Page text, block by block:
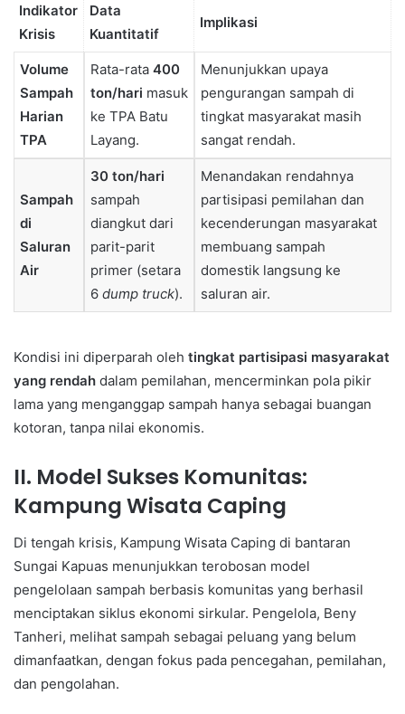
Indikator
Krisis
Data
Kuantitatif
Implikasi
Volume
Sampah
Harian
TPA
Rata-rata 400
ton/hari masuk
ke TPA Batu
Layang.
Menunjukkan upaya
pengurangan sampah di
tingkat masyarakat masih
sangat rendah.
Sampah
di
Saluran
Air
30 ton/hari
sampah
diangkut dari
parit-parit
primer (setara
6 dump truck).
Menandakan rendahnya
partisipasi pemilahan dan
kecenderungan masyarakat
membuang sampah
domestik langsung ke
saluran air.
Kondisi ini diperparah oleh tingkat partisipasi masyarakat
yang rendah dalam pemilahan, mencerminkan pola pikir
lama yang menganggap sampah hanya sebagai buangan
kotoran, tanpa nilai ekonomis.
II. Model Sukses Komunitas:
Kampung Wisata Caping
Di tengah krisis, Kampung Wisata Caping di bantaran
Sungai Kapuas menunjukkan terobosan model
pengelolaan sampah berbasis komunitas yang berhasil
menciptakan siklus ekonomi sirkular. Pengelola, Beny
Tanheri, melihat sampah sebagai peluang yang belum
dimanfaatkan, dengan fokus pada pencegahan, pemilahan,
dan pengolahan.